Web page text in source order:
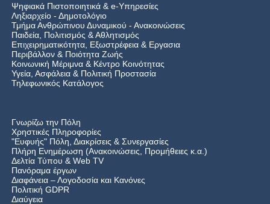
Ψηφιακά Πιστοποιητικά & e-Υπηρεσίες
Ληξιαρχείο - Δημοτολόγιο
Τμήμα Ανθρώπινου Δυναμικού - Ανακοινώσεις
Παιδεία, Πολιτισμός & Αθλητισμός
Επιχειρηματικότητα, Εξωστρέφεια & Εργασια
Περιβάλλον & Ποιότητα Ζωής
Kοινωνική Μέριμνα & Κέντρο Κοινότητας
Υγεία, Ασφάλεια & Πολιτική Προστασία
Τηλεφωνικός Κατάλογος
Γνωρίζω την Πόλη
Χρηστικές Πληροφορίες
"Ευφυής" Πόλη, Διακρίσεις & Συνεργασίες
Πλήρη Ενημέρωση (Ανακοινώσεις, Προμήθειες κ.α.)
Δελτία Τύπου & Web TV
Πανόραμα έργων
Διαφάνεια – Λογοδοσία και Κανόνες
Πολιτική GDPR
Διαύγεια